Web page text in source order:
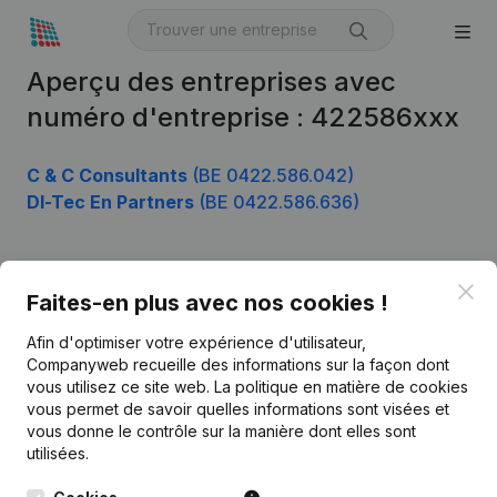
Aperçu des entreprises avec
numéro d'entreprise : 422586xxx
C & C Consultants (BE 0422.586.042)
Dl-Tec En Partners (BE 0422.586.636)
Faites-en plus avec nos cookies !
Afin d'optimiser votre expérience d'utilisateur,
Companyweb recueille des informations sur la façon dont
vous utilisez ce site web. La politique en matière de cookies
vous permet de savoir quelles informations sont visées et
vous donne le contrôle sur la manière dont elles sont
utilisées.
Français
Kantorenpark Everest
248D,
Monitoring
Recherche internationale